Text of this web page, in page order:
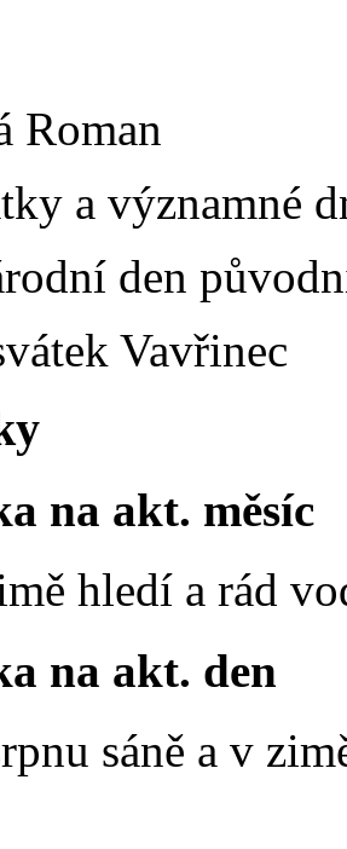
Roman
a významné
den
Vavřinec
na akt. měsíc
hledí a rád
na akt. den
sáně a v